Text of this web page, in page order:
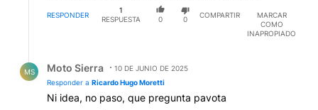
RESPONDER
1
RESPUESTA
0 0
COMPARTIR
MARCAR
COMO
INAPROPIADO
MS Moto Sierra
10 DE JUNIO DE 2025
Responder a Ricardo Hugo Moretti
Ni idea, no paso, que pregunta pavota